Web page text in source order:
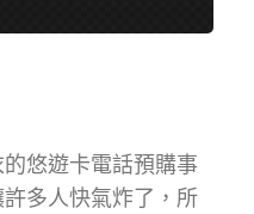
悠遊卡電話預購事
多人快氣炸了，所